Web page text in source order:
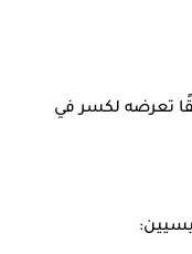
لاحقًا تعرضه لكسر في